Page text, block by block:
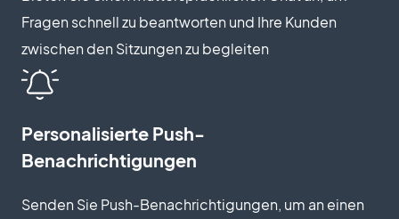
Fragen schnell zu beantworten und Ihre Kunden
zwischen den Sitzungen zu begleiten
Personalisierte Push-
Benachrichtigungen
Senden Sie Push-Benachrichtigungen, um an einen